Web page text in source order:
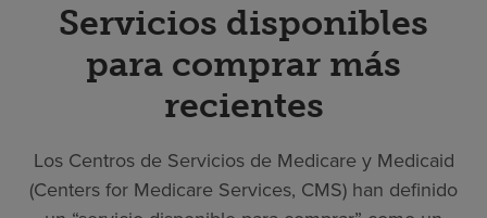
Servicios disponibles
para comprar más
recientes
Los Centros de Servicios de Medicare y Medicaid
(Centers for Medicare Services, CMS) han definido